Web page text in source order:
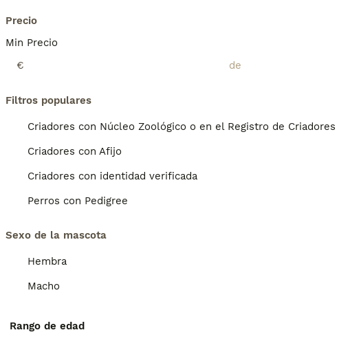
Precio
Min Precio
€
Filtros populares
Criadores con Núcleo Zoológico o en el Registro de Criadores
Criadores con Afijo
Criadores con identidad verificada
Perros con Pedigree
Sexo de la mascota
Hembra
Macho
Rango de edad